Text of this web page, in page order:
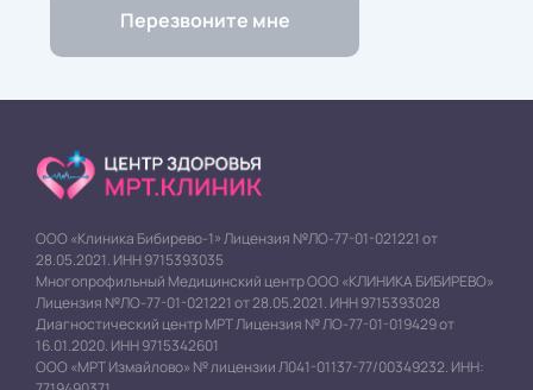
ООО «Клиника Бибирево-1» Лицензия №ЛО-77-01-021221 от
28.05.2021. ИНН 9715393035
Многопрофильный Медицинский центр ООО «КЛИНИКА БИБИРЕВО»
Лицензия №ЛО-77-01-021221 от 28.05.2021. ИНН 9715393028
Диагностический центр МРТ Лицензия № ЛО-77-01-019429 от
16.01.2020. ИНН 9715342601
ООО «МРТ Измайлово» № лицензии Л041-01137-77/00349232. ИНН: